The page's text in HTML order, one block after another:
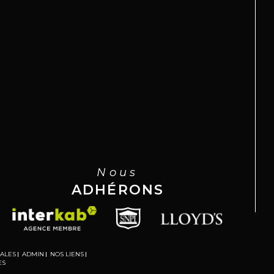
Nous
ADHÉRONS
ADMIN
NOS LIENS